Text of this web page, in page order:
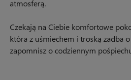
atmosferą.
Czekają na Ciebie komfortowe
która z uśmiechem i troską zadba
zapomnisz o codziennym